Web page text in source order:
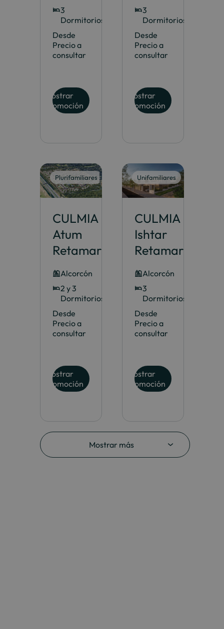
3
Dormitorios
Desde
Precio a
consultar
Mostrar
promoción
3
Dormitorios
Desde
Precio a
consultar
Mostrar
promoción
Plurifamiliares
CULMIA
Atum
Retamar
Alcorcón
2 y 3
Dormitorios
Desde
Precio a
consultar
Mostrar
promoción
Unifamiliares
CULMIA
Ishtar
Retamar
Alcorcón
3
Dormitorios
Desde
Precio a
consultar
Mostrar
promoción
Mostrar más